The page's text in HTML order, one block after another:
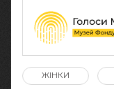
ЖІНКИ